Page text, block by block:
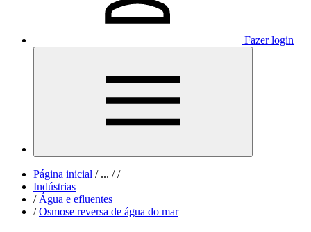
Fazer login
Página inicial /... / /
Indústrias
/ Água e efluentes
/ Osmose reversa de água do mar